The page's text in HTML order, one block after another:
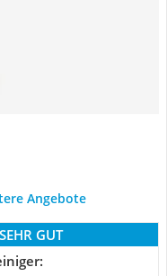
Angebote
SEHR GUT